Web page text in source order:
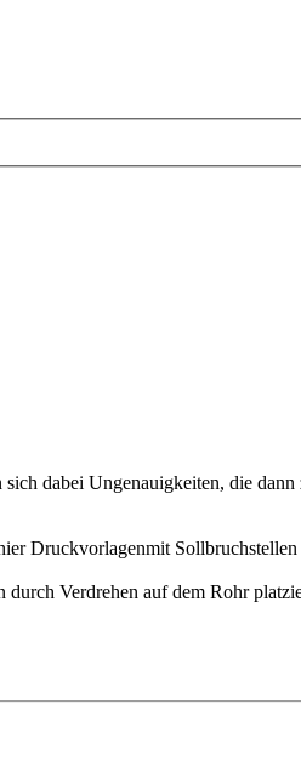
dabei Ungenauigkeiten, die
Druckvorlagenmit
Verdrehen auf dem Rohr